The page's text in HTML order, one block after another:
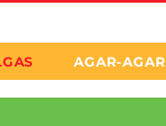
AGAR-AGAR